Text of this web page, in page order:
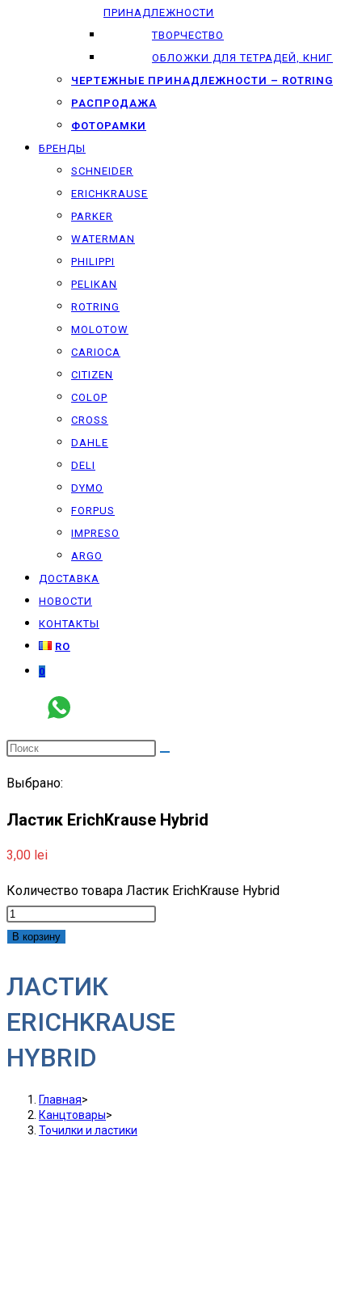
ПРИНАДЛЕЖНОСТИ
ТВОРЧЕСТВО
ОБЛОЖКИ ДЛЯ ТЕТРАДЕЙ, КНИГ
ЧЕРТЕЖНЫЕ ПРИНАДЛЕЖНОСТИ – ROTRING
РАСПРОДАЖА
ФОТОРАМКИ
БРЕНДЫ
SCHNEIDER
ERICHKRAUSE
PARKER
WATERMAN
PHILIPPI
PELIKAN
ROTRING
MOLOTOW
CARIOCA
CITIZEN
COLOP
CROSS
DAHLE
DELI
DYMO
FORPUS
IMPRESO
ARGO
ДОСТАВКА
НОВОСТИ
КОНТАКТЫ
RO
0
Выбрано:
Ластик ErichKrause Hybrid
3,00 lei
Количество товара Ластик ErichKrause Hybrid
В корзину
ЛАСТИК
ERICHKRAUSE
HYBRID
Главная>
Канцтовары>
Точилки и ластики